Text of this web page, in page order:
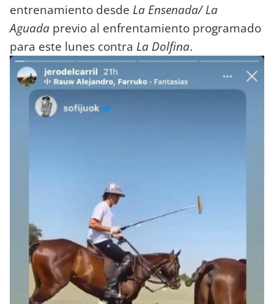
entrenamiento desde La Ensenada/ La
Aguada previo al enfrentamiento programado
para este lunes contra La Dolfina.